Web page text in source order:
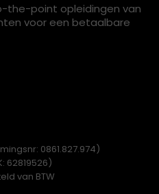
the-point opleidingen van
voor een betaalbare
0861.827.974)
62819526)
van BTW